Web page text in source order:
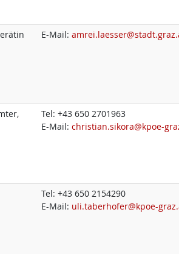
E-Mail:
Tel:+43 650 2701963
E-Mail:christian.sikora@kpoe-
Tel:+43 650 2154290
E-Mail: uli.taberhofer@kpoe-